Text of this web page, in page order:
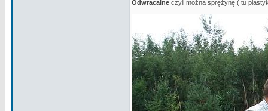
Odwracalne czyli można sprężynę ( tu